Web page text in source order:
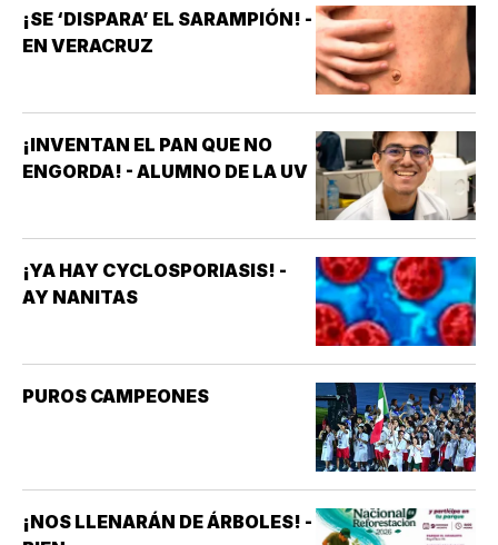
¡SE ‘DISPARA’ EL SARAMPIÓN! -
EN VERACRUZ
¡INVENTAN EL PAN QUE NO
ENGORDA! - ALUMNO DE LA UV
¡YA HAY CYCLOSPORIASIS! -
AY NANITAS
PUROS CAMPEONES
¡NOS LLENARÁN DE ÁRBOLES! -